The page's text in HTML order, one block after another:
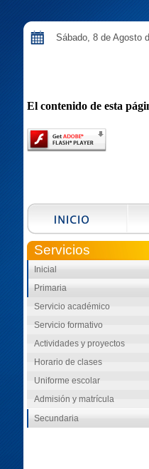
Sábado, 8 de Agosto
El contenido de esta
Servicios
Inicial
Primaria
Servicio académico
Servicio formativo
Actividades y proyectos
Horario de clases
Uniforme escolar
Admisión y matrícula
Secundaria